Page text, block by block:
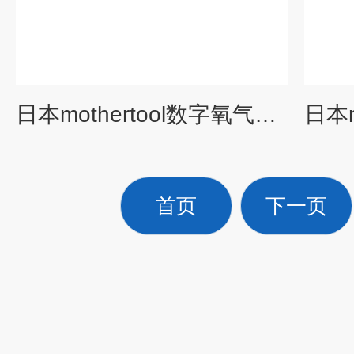
日本mothertool数字氧气分析仪PO2-250
首页 下一页